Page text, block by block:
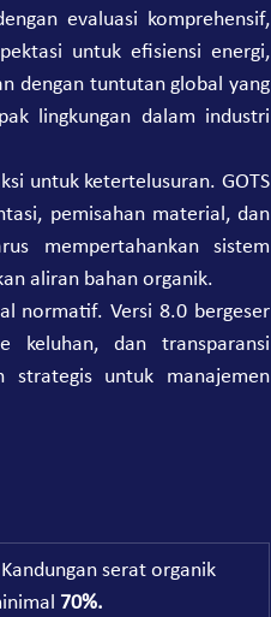
evaluasi komprehensif,
untuk efisiensi energi,
dengan tuntutan global yang
lingkungan dalam industri
untuk ketertelusuran. GOTS
pemisahan material, dan
mempertahankan sistem
aliran bahan organik.
normatif. Versi 8.0 bergeser
keluhan, dan transparansi
strategis untuk manajemen
serat organik
70%.